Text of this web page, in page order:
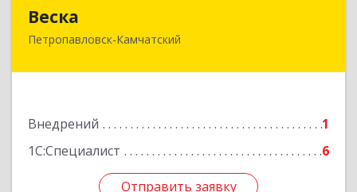
Веска
Петропавловск-Камчатский
Внедрений
1
1С:Специалист
6
Отправить заявку
683031, Камчатский край, Петропавловск-
Подробнее
Отправить заявку